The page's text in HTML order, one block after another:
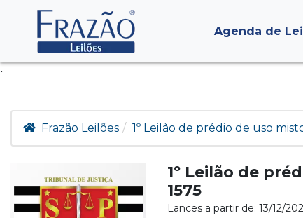
.
Agenda de
Frazão Leilões 1º Leilão de prédio de uso
1º Leilão de
1575
Lances a partir de: 13/12/